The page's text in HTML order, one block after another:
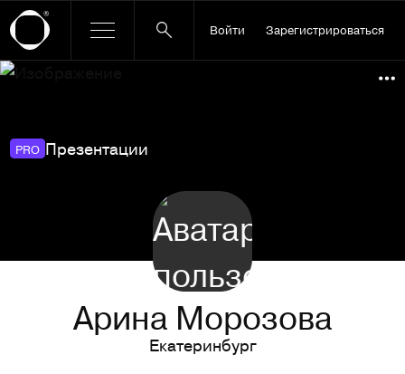
Войти Зарегистрироваться
Ссылка баннера
PRO Презентации
Арина Морозова
Екатеринбург